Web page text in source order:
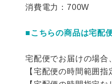
消費電力：700W
■こちらの商品は宅配
宅配便でお届けの場合
【宅配便の時間範